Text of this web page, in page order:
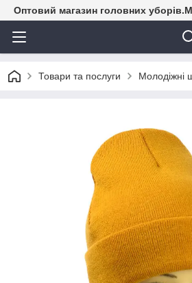
Оптовий магазин головних
Товари та послуги Молодіжні